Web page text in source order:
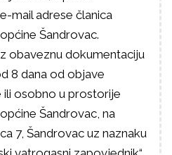
mail adrese članica
Šandrovac.
obaveznu dokumentaciju
8 dana od objave
osobno u prostorije
Šandrovac, na
7, Šandrovac uz naznaku